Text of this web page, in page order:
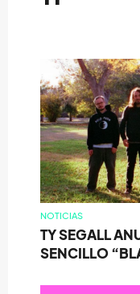
NOTICIAS
TY SEGALL
SENCILLO